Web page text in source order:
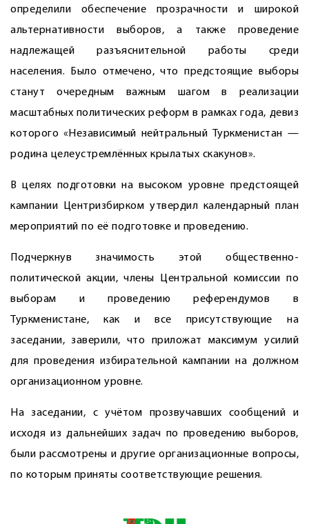
определили обеспечение прозрачности и широкой
альтернативности выборов, а также проведение
надлежащей разъяснительной работы среди
населения. Было отмечено, что предстоящие выборы
станут очередным важным шагом в реализации
масштабных политических реформ в рамках года, девиз
которого ­«Независимый нейтральный Туркменистан —
родина целеустремлённых крылатых скакунов».
В целях подготовки на высоком уровне предстоящей
кампании Центризбирком утвердил календарный план
мероприятий по её подготовке и проведению.
Подчеркнув значимость этой общественно-
политической акции, члены Центральной комиссии по
выборам и проведению референдумов в
Туркменистане, как и все присутствующие на
заседании, заверили, что приложат максимум усилий
для проведения избирательной кампании на должном
организационном уровне.
На заседании, с учётом прозвучавших сообщений и
исходя из дальнейших задач по проведению выборов,
были рассмотрены и другие организационные вопросы,
по которым приняты соответствующие решения.